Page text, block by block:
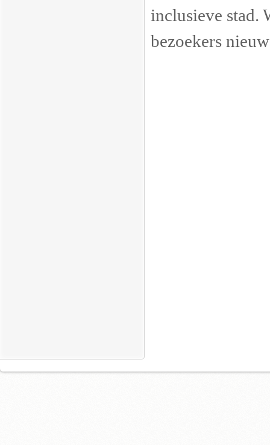
inclusieve stad.
bezoekers